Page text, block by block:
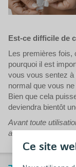
Ce site
Est-ce difficile de
Les premières fois,
pourquoi il est
vous vous sentez à
normal que vous
Bien que cela
deviendra bientôt
Avant toute
avec les produits